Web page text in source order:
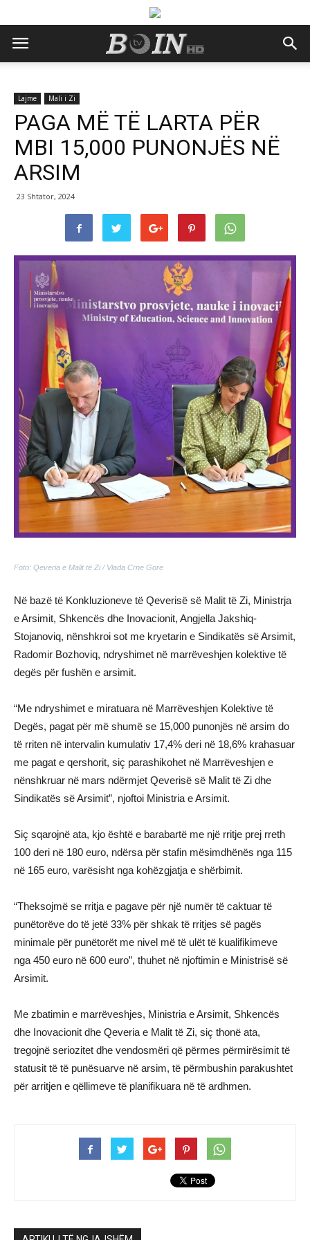
Lajme Mali i Zi
PAGA MË TË LARTA PËR
MBI 15,000 PUNONJËS NË
ARSIM
23 Shtator, 2024
Foto: Qeveria e Malit të Zi / Vlada Crne Gore
Në bazë të Konkluzioneve të Qeverisë së Malit të Zi, Ministrja
e Arsimit, Shkencës dhe Inovacionit, Angjella Jakshiq-
Stojanoviq, nënshkroi sot me kryetarin e Sindikatës së Arsimit,
Radomir Bozhoviq, ndryshimet në marrëveshjen kolektive të
degës për fushën e arsimit.
“Me ndryshimet e miratuara në Marrëveshjen Kolektive të
Degës, pagat për më shumë se 15,000 punonjës në arsim do
të rriten në intervalin kumulativ 17,4% deri në 18,6% krahasuar
me pagat e qershorit, siç parashikohet në Marrëveshjen e
nënshkruar në mars ndërmjet Qeverisë së Malit të Zi dhe
Sindikatës së Arsimit”, njoftoi Ministria e Arsimit.
Siç sqarojnë ata, kjo është e barabartë me një rritje prej rreth
100 deri në 180 euro, ndërsa për stafin mësimdhënës nga 115
në 165 euro, varësisht nga kohëzgjatja e shërbimit.
“Theksojmë se rritja e pagave për një numër të caktuar të
punëtorëve do të jetë 33% për shkak të rritjes së pagës
minimale për punëtorët me nivel më të ulët të kualifikimeve
nga 450 euro në 600 euro”, thuhet në njoftimin e Ministrisë së
Arsimit.
Me zbatimin e marrëveshjes, Ministria e Arsimit, Shkencës
dhe Inovacionit dhe Qeveria e Malit të Zi, siç thonë ata,
tregojnë seriozitet dhe vendosmëri që përmes përmirësimit të
statusit të të punësuarve në arsim, të përmbushin parakushtet
për arritjen e qëllimeve të planifikuara në të ardhmen.